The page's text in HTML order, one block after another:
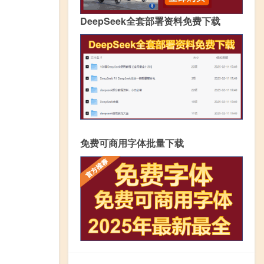
DeepSeek全套部署资料免费下载
免费可商用字体批量下载